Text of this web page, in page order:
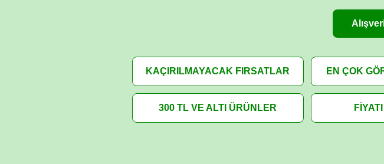
KAÇIRILMAYACAK FIRSATLAR EN ÇOK
300 TL VE ALTI ÜRÜNLER